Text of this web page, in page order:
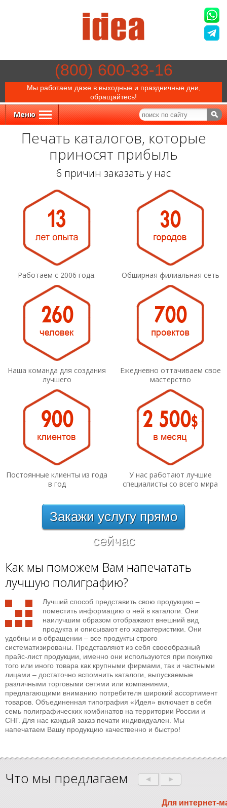
(800) 600-33-16
Мы работаем даже в выходные и праздничные дни,
обращайтесь!
Меню
Печать каталогов, которые
приносят прибыль
6 причин заказать у нас
Работаем с 2006 года. Обширная филиальная сеть
Наша команда для создания
лучшего
Ежедневно оттачиваем свое
мастерство
Постоянные клиенты из года
в год
У нас работают лучшие
специалисты со всего мира
Закажи услугу прямо
сейчас
Как мы поможем Вам напечатать
лучшую полиграфию?
Лучший способ представить свою продукцию –
поместить информацию о ней в каталоги. Они
наилучшим образом отображают внешний вид
продукта и описывают его характеристики. Они
удобны и в обращении – все продукты строго
систематизированы. Представляют из себя своеобразный
прайс-лист продукции, именно они используются при покупке
того или иного товара как крупными фирмами, так и частными
лицами – достаточно вспомнить каталоги, выпускаемые
различными торговыми сетями или компаниями,
предлагающими вниманию потребителя широкий ассортимент
товаров. Объединенная типография «Идея» включает в себя
семь полиграфических комбинатов на территории России и
СНГ. Для нас каждый заказ печати индивидуален. Мы
напечатаем Вашу продукцию качественно и быстро!
Что мы предлагаем
Для интернет-